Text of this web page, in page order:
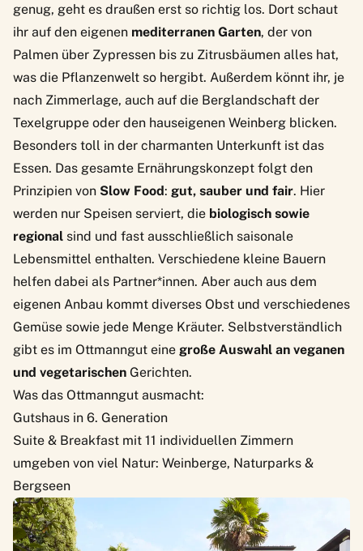
genug, geht es draußen erst so richtig los. Dort schaut
ihr auf den eigenen mediterranen Garten, der von
Palmen über Zypressen bis zu Zitrusbäumen alles hat,
was die Pflanzenwelt so hergibt. Außerdem könnt ihr, je
nach Zimmerlage, auch auf die Berglandschaft der
Texelgruppe oder den hauseigenen Weinberg blicken.
Besonders toll in der charmanten Unterkunft ist das
Essen. Das gesamte Ernährungskonzept folgt den
Prinzipien von Slow Food: gut, sauber und fair. Hier
werden nur Speisen serviert, die biologisch sowie
regional sind und fast ausschließlich saisonale
Lebensmittel enthalten. Verschiedene kleine Bauern
helfen dabei als Partner*innen. Aber auch aus dem
eigenen Anbau kommt diverses Obst und verschiedenes
Gemüse sowie jede Menge Kräuter. Selbstverständlich
gibt es im Ottmanngut eine große Auswahl an veganen
und vegetarischen Gerichten.
Was das Ottmanngut ausmacht:
Gutshaus in 6. Generation
Suite & Breakfast mit 11 individuellen Zimmern
umgeben von viel Natur: Weinberge, Naturparks &
Bergseen